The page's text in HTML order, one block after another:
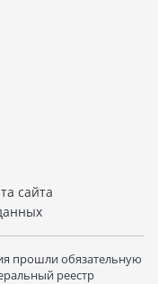
сайта
прошли обязательную
реестр